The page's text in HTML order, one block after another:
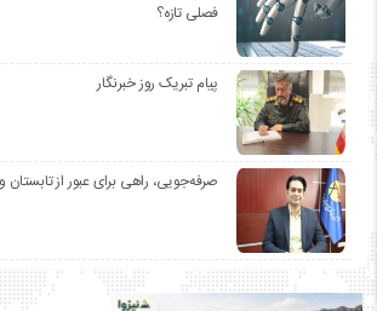
فصلی تازه؟
پیام تبریک روز خبرنگار
صرفه‌جویی، راهی برای عبور از